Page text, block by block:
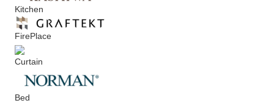
Kitchen
FirePlace
Curtain
Bed